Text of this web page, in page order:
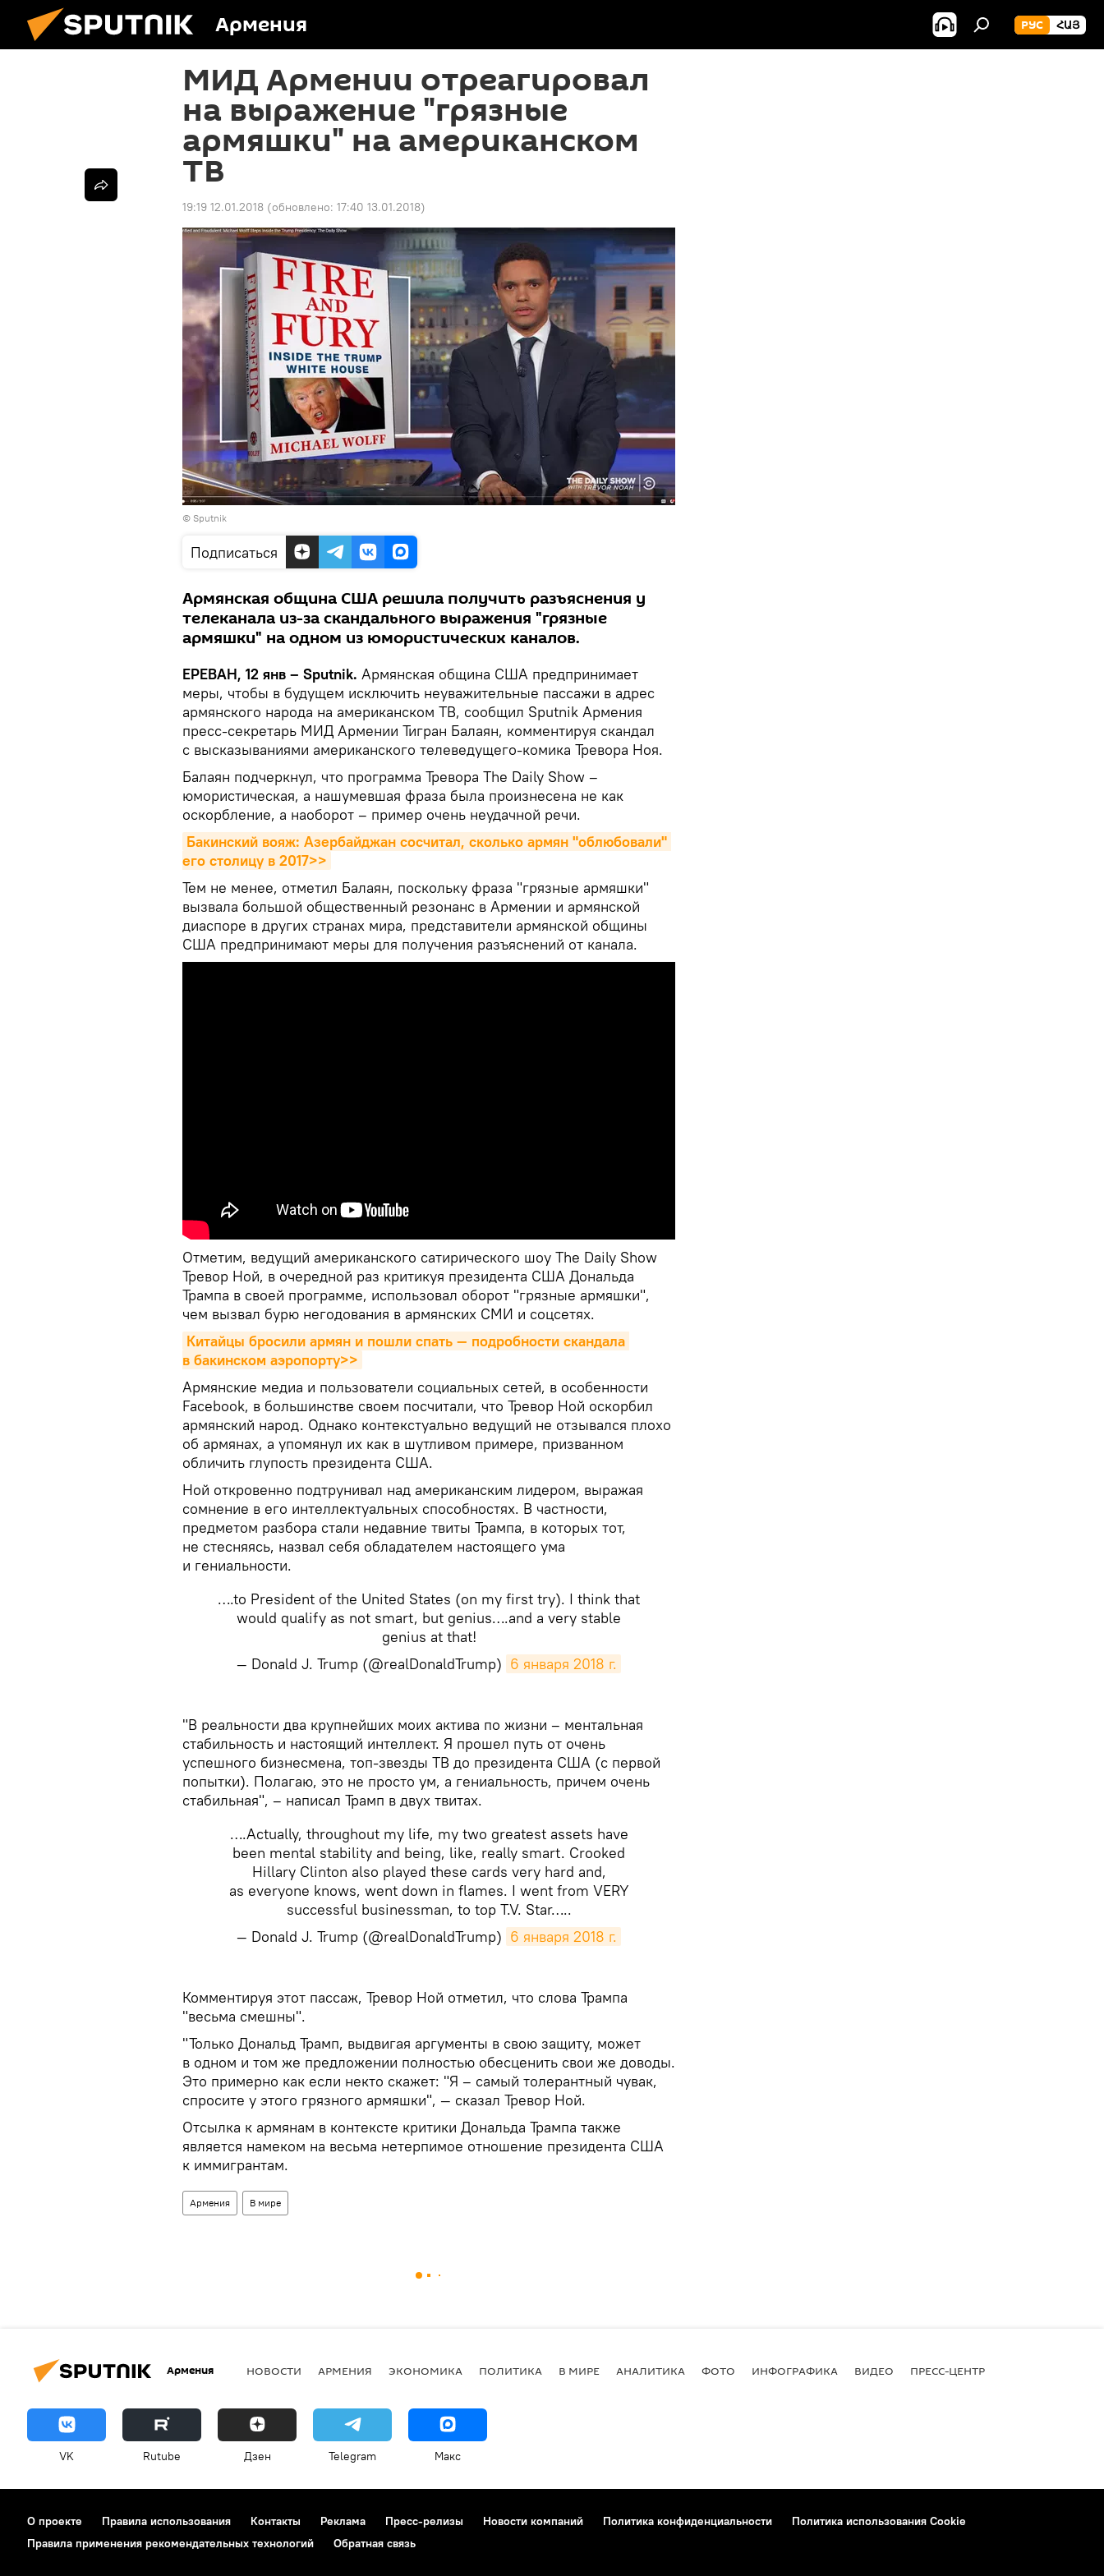
Армения РУС ՀԱՅ
МИД Армении отреагировал
на выражение "грязные
армяшки" на американском
ТВ
19:19 12.01.2018 (обновлено: 17:40 13.01.2018)
© Sputnik
Подписаться
Армянская община США решила получить разъяснения у
телеканала из-за скандального выражения "грязные
армяшки" на одном из юмористических каналов.
ЕРЕВАН, 12 янв – Sputnik. Армянская община США предпринимает
меры, чтобы в будущем исключить неуважительные пассажи в адрес
армянского народа на американском ТВ, сообщил Sputnik Армения
пресс-секретарь МИД Армении Тигран Балаян, комментируя скандал
с высказываниями американского телеведущего-комика Тревора Ноя.
Балаян подчеркнул, что программа Тревора The Daily Show –
юмористическая, а нашумевшая фраза была произнесена не как
оскорбление, а наоборот – пример очень неудачной речи.
Бакинский вояж: Азербайджан сосчитал, сколько армян "облюбовали"
его столицу в 2017>>
Тем не менее, отметил Балаян, поскольку фраза "грязные армяшки"
вызвала большой общественный резонанс в Армении и армянской
диаспоре в других странах мира, представители армянской общины
США предпринимают меры для получения разъяснений от канала.
Oтметим, ведущий американского сатирического шоу The Daily Show
Тревор Ной, в очередной раз критикуя президента США Дональда
Трампа в своей программе, использовал оборот "грязные армяшки",
чем вызвал бурю негодования в армянских СМИ и соцсетях.
Китайцы бросили армян и пошли спать — подробности скандала
в бакинском аэропорту>>
Армянские медиа и пользователи социальных сетей, в особенности
Facebook, в большинстве своем посчитали, что Тревор Ной оскорбил
армянский народ. Однако контекстуально ведущий не отзывался плохо
об армянах, а упомянул их как в шутливом примере, призванном
обличить глупость президента США.
Ной откровенно подтрунивал над американским лидером, выражая
сомнение в его интеллектуальных способностях. В частности,
предметом разбора стали недавние твиты Трампа, в которых тот,
не стесняясь, назвал себя обладателем настоящего ума
и гениальности.
….to President of the United States (on my first try). I think that
would qualify as not smart, but genius….and a very stable
genius at that!
— Donald J. Trump (@realDonaldTrump) 6 января 2018 г.
"В реальности два крупнейших моих актива по жизни – ментальная
стабильность и настоящий интеллект. Я прошел путь от очень
успешного бизнесмена, топ-звезды ТВ до президента США (с первой
попытки). Полагаю, это не просто ум, а гениальность, причем очень
стабильная", – написал Трамп в двух твитах.
….Actually, throughout my life, my two greatest assets have
been mental stability and being, like, really smart. Crooked
Hillary Clinton also played these cards very hard and,
as everyone knows, went down in flames. I went from VERY
successful businessman, to top T.V. Star…..
— Donald J. Trump (@realDonaldTrump) 6 января 2018 г.
Комментируя этот пассаж, Тревор Ной отметил, что слова Трампа
"весьма смешны".
"Только Дональд Трамп, выдвигая аргументы в свою защиту, может
в одном и том же предложении полностью обесценить свои же доводы.
Это примерно как если некто скажет: "Я – самый толерантный чувак,
спросите у этого грязного армяшки", — сказал Тревор Ной.
Отсылка к армянам в контексте критики Дональда Трампа также
является намеком на весьма нетерпимое отношение президента США
к иммигрантам.
Армения В мире
Армения НОВОСТИ АРМЕНИЯ ЭКОНОМИКА ПОЛИТИКА В МИРЕ АНАЛИТИКА ФОТО ИНФОГРАФИКА ВИДЕО ПРЕСС-ЦЕНТР
VK Rutube Дзен Telegram Макс
О проекте Правила использования Контакты Реклама Пресс-релизы Новости компаний Политика конфиденциальности
Политика использования Cookie
Правила применения рекомендательных технологий
Обратная связь